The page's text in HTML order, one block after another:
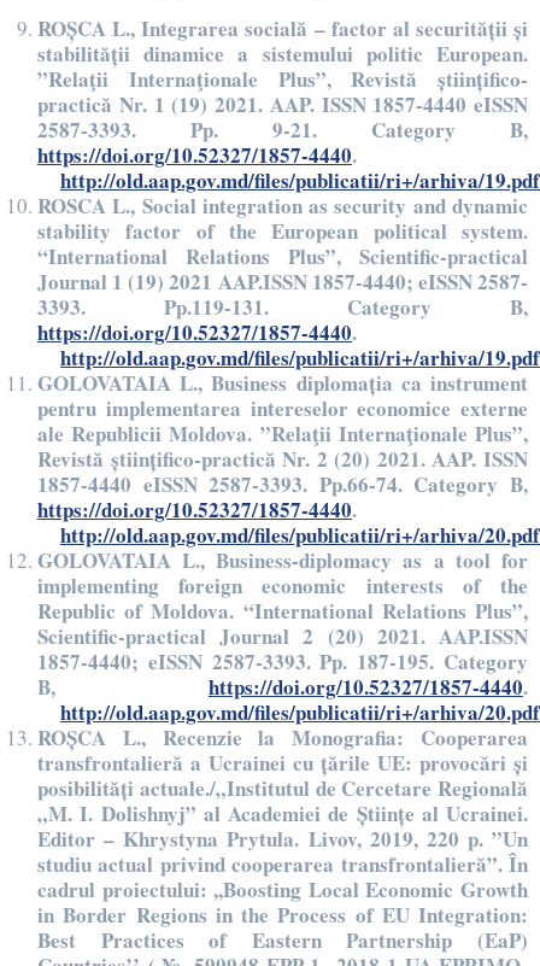
ROȘCA L., Integrarea socială – factor al securității și
stabilității dinamice a sistemului politic European.
”Relaţii Internaţionale Plus”, Revistă științifico-
practică Nr. 1 (19) 2021. AAP. ISSN 1857-4440 eISSN
2587-3393. Pp. 9-21. Category B,
https://doi.org/10.52327/1857-4440.
http://old.aap.gov.md/files/publicatii/ri+/arhiva/19.pdf
ROSCA L., Social integration as security and dynamic
stability factor of the European political system.
“International Relations Plus”, Scientific-practical
Journal 1 (19) 2021 AAP.ISSN 1857-4440; eISSN 2587-
3393. Pp.119-131. Category B,
https://doi.org/10.52327/1857-4440.
http://old.aap.gov.md/files/publicatii/ri+/arhiva/19.pdf
GOLOVATAIA L., Business diplomația ca instrument
pentru implementarea intereselor economice externe
ale Republicii Moldova. ”Relaţii Internaţionale Plus”,
Revistă științifico-practică Nr. 2 (20) 2021. AAP. ISSN
1857-4440 eISSN 2587-3393. Pp.66-74. Category B,
https://doi.org/10.52327/1857-4440.
http://old.aap.gov.md/files/publicatii/ri+/arhiva/20.pdf
GOLOVATAIA L., Business-diplomacy as a tool for
implementing foreign economic interests of the
Republic of Moldova. “International Relations Plus”,
Scientific-practical Journal 2 (20) 2021. AAP.ISSN
1857-4440; eISSN 2587-3393. Pp. 187-195. Category
B, https://doi.org/10.52327/1857-4440.
http://old.aap.gov.md/files/publicatii/ri+/arhiva/20.pdf
ROȘCA L., Recenzie la Monografia: Cooperarea
transfrontalieră a Ucrainei cu țările UE: provocări și
posibilități actuale./„Institutul de Cercetare Regională
„M. I. Dolishnyj” al Academiei de Științe al Ucrainei.
Editor – Khrystyna Prytula. Livov, 2019, 220 p. ”Un
studiu actual privind cooperarea transfrontalieră”. În
cadrul proiectului: ,,Boosting Local Economic Growth
in Border Regions in the Process of EU Integration:
Best Practices of Eastern Partnership (EaP)